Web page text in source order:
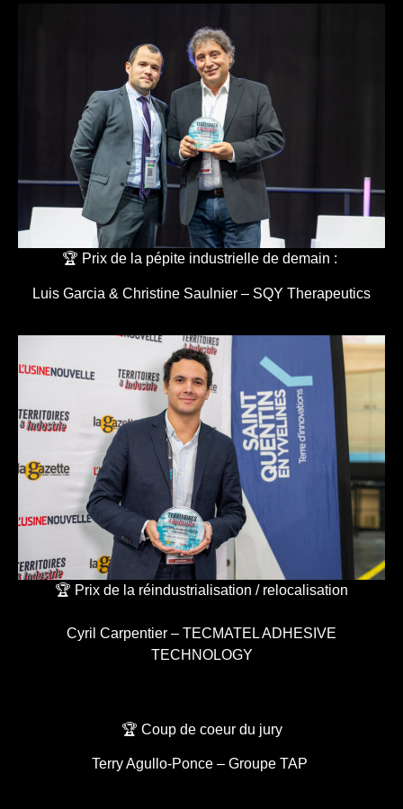
🏆 Prix de la pépite industrielle de demain :
Luis Garcia & Christine Saulnier – SQY Therapeutics
🏆 Prix de la réindustrialisation / relocalisation
Cyril Carpentier – TECMATEL ADHESIVE
TECHNOLOGY
🏆 Coup de coeur du jury
Terry Agullo-Ponce – Groupe TAP